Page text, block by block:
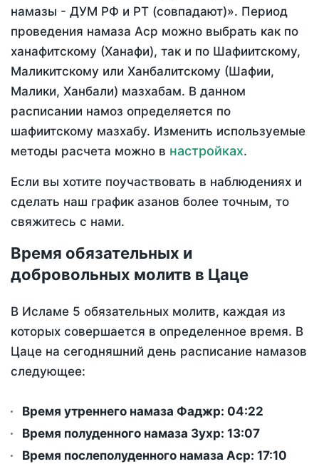
намазы - ДУМ РФ и РТ (совпадают)». Период
проведения намаза Аср можно выбрать как по
ханафитскому (Ханафи), так и по Шафиитскому,
Маликитскому или Ханбалитскому (Шафии,
Малики, Ханбали) мазхабам. В данном
расписании намоз определяется по
шафиитскому мазхабу. Изменить используемые
методы расчета можно в настройках.
Если вы хотите поучаствовать в наблюдениях и
сделать наш график азанов более точным, то
свяжитесь с нами.
Время обязательных и
добровольных молитв в Цаце
В Исламе 5 обязательных молитв, каждая из
которых совершается в определенное время. В
Цаце на сегодняшний день расписание намазов
следующее:
Время утреннего намаза Фаджр: 04:22
Время полуденного намаза Зухр: 13:07
Время послеполуденного намаза Аср: 17:10